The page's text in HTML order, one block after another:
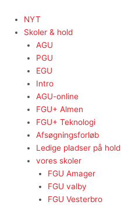
indholdet
NYT
Skoler & hold
AGU
PGU
EGU
Intro
AGU-online
FGU+ Almen
FGU+ Teknologi
Afsøgningsforløb
Ledige pladser på hold
vores skoler
FGU Amager
FGU valby
FGU Vesterbro